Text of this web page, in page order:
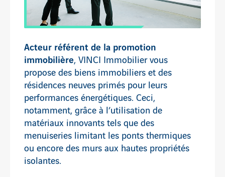
Acteur référent de la promotion
immobilière, VINCI Immobilier vous
propose des biens immobiliers et des
résidences neuves primés pour leurs
performances énergétiques. Ceci,
notamment, grâce à l’utilisation de
matériaux innovants tels que des
menuiseries limitant les ponts thermiques
ou encore des murs aux hautes propriétés
isolantes.